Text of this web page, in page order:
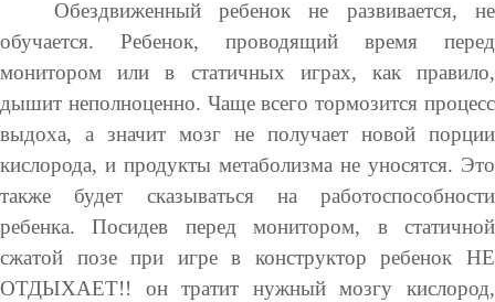
Обездвиженный ребенок не развивается, не
обучается. Ребенок, проводящий время перед
монитором или в статичных играх, как правило,
дышит неполноценно. Чаще всего тормозится процесс
выдоха, а значит мозг не получает новой порции
кислорода, и продукты метаболизма не уносятся. Это
также будет сказываться на работоспособности
ребенка. Посидев перед монитором, в статичной
сжатой позе при игре в конструктор ребенок НЕ
ОТДЫХАЕТ!! он тратит нужный мозгу кислород,